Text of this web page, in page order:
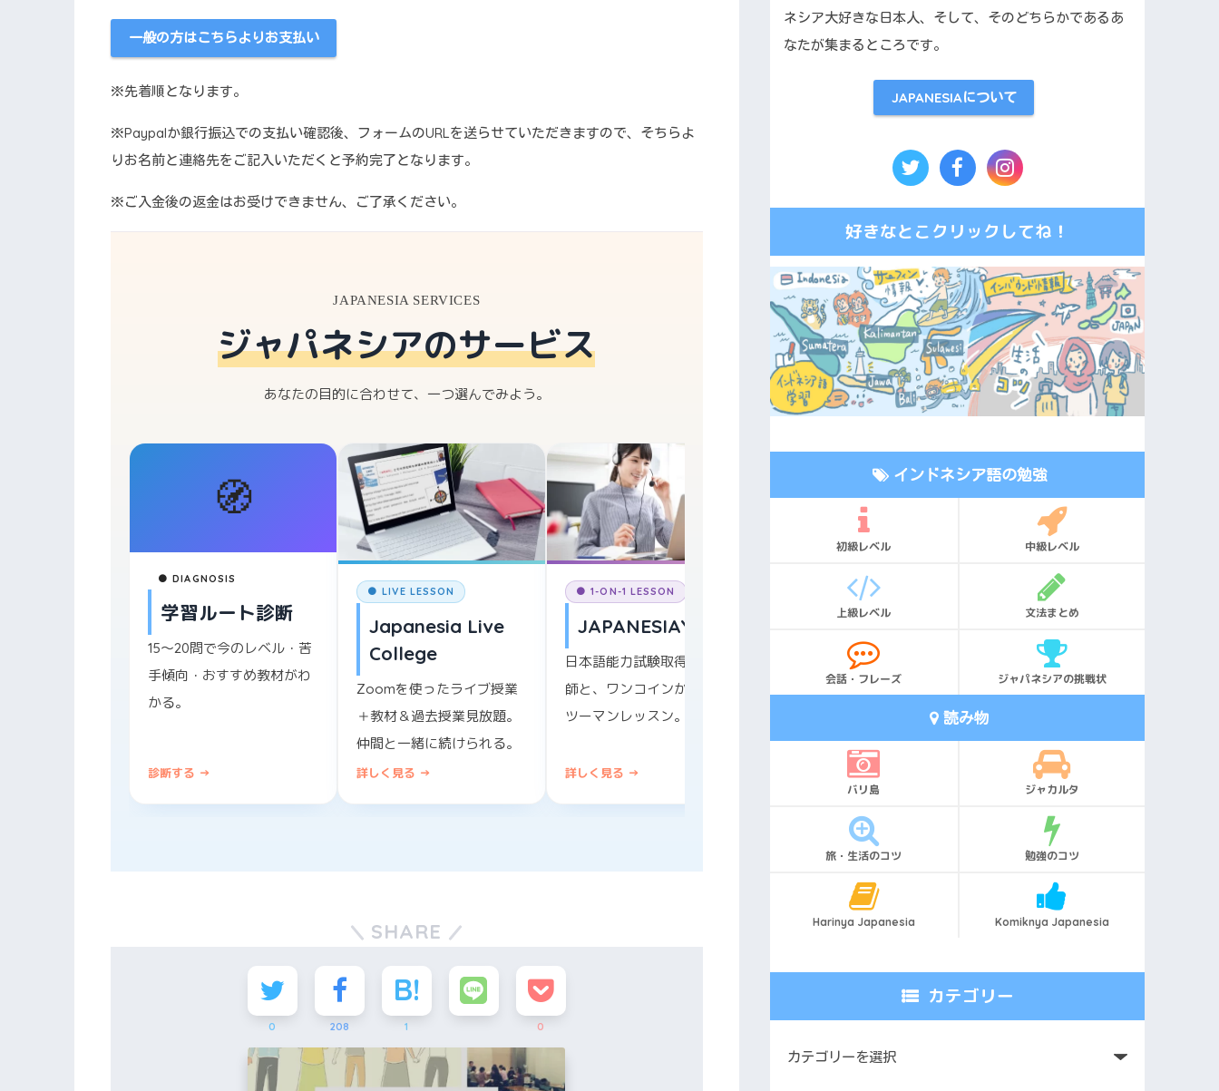
一般の方はこちらよりお支払い
※先着順となります。
※Paypalか銀行振込での支払い確認後、フォームのURLを送らせていただきますので、そちらよ
りお名前と連絡先をご記入いただくと予約完了となります。
※ご入金後の返金はお受けできません、ご了承ください。
JAPANESIA SERVICES
ジャパネシアのサービス
あなたの目的に合わせて、一つ選んでみよう。
🧭
● DIAGNOSIS
学習ルート診断
15〜20問で今のレベル・苦
手傾向・おすすめ教材がわ
かる。
診断する →
● LIVE LESSON
Japanesia Live
College
Zoomを使ったライブ授業
＋教材＆過去授業見放題。
仲間と一緒に続けられる。
詳しく見る →
● 1-ON-1 LESSON
JAPANESIAYUK
日本語能力試験取得済み講
師と、ワンコインからマン
ツーマンレッスン。
詳しく見る →
● LANGUAGE SCHOOL
Kebun Bahasa
ジャカルタ・スナヤンエリ
無料体験受付中。
✉️
● NEWSLETTER
ルマガ
用フレーズと勉強のコツを
無料配信。続く学習習慣を
お届け。
無料で登録 →
SHARE
0 208 1 0
ネシア大好きな日本人、そして、そのどちらかであるあ
なたが集まるところです。
JAPANESIAについて
好きなとこクリックしてね！
インドネシア語の勉強
初級レベル 中級レベル
上級レベル 文法まとめ
会話・フレーズ ジャパネシアの挑戦状
読み物
バリ島 ジャカルタ
旅・生活のコツ 勉強のコツ
Harinya Japanesia Komiknya Japanesia
カテゴリー